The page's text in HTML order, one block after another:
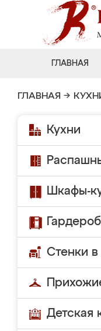
ГЛАВНАЯ
ГЛАВНАЯ →
Кухни
Шкафы-
Стенки в
Детская